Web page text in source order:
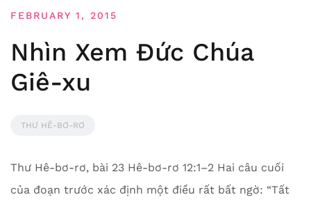
FEBRUARY 1, 2015
Nhìn Xem Đức Chúa
Giê-xu
THƯ HÊ-BƠ-RƠ
Thư Hê-bơ-rơ, bài 23 Hê-bơ-rơ 12:1–2 Hai câu cuối
của đoạn trước xác định một điều rất bất ngờ: “Tất